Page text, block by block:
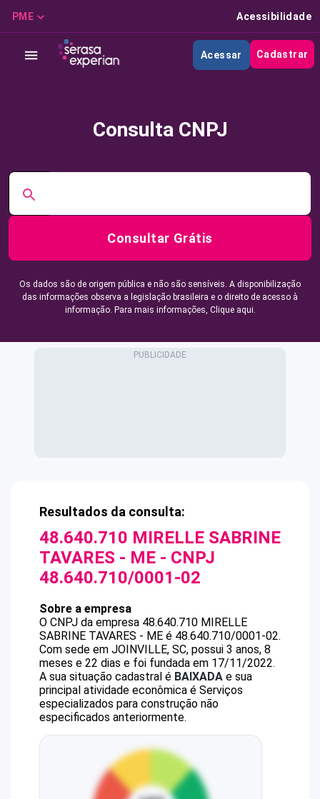
PME Acessibilidade
Acessar Cadastrar
Consulta CNPJ
Consultar Grátis
Os dados são de origem pública e não são sensíveis. A disponibilização
das informações observa a legislação brasileira e o direito de acesso à
informação. Para mais informações, Clique aqui.
Resultados da consulta:
48.640.710 MIRELLE SABRINE
TAVARES - ME - CNPJ
48.640.710/0001-02
Sobre a empresa
O CNPJ da empresa 48.640.710 MIRELLE
SABRINE TAVARES - ME é 48.640.710/0001-02.
Com sede em JOINVILLE, SC, possui 3 anos, 8
meses e 22 dias e foi fundada em 17/11/2022.
A sua situação cadastral é BAIXADA e sua
principal atividade econômica é Serviços
especializados para construção não
especificados anteriormente.